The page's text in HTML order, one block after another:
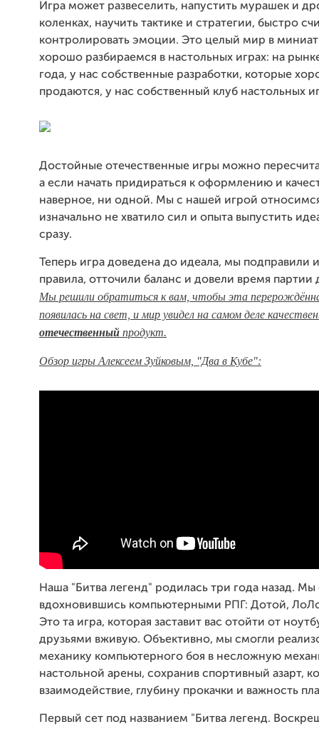
Игра может развеселить, напустить мурашек и
коленках, научить тактике и стратегии, быстро
контролировать эмоции. Это целый мир в
хорошо разбираемся в настольных играх: на
года, у нас собственные разработки, которые
продаются, у нас собственный клуб настольных
Достойные отечественные игры можно
а если начать придираться к оформлению и
наверное, ни одной. Мы с нашей игрой
изначально не хватило сил и опыта выпустить
сразу.
Теперь игра доведена до идеала, мы подправили
правила, отточили баланс и довели время партии
Мы решили обратиться к вам, чтобы эта
появилась на свет, и мир увидел на самом деле
отечественный продукт.
Обзор игры Алексеем Зуйковым, "Два в Кубе":
Наша "Битва легенд" родилась три года назад. Мы
вдохновившись компьютерными РПГ: Дотой,
Это та игра, которая заставит вас отойти от
друзьями вживую. Объективно, мы смогли
механику компьютерного боя в несложную
настольной арены, сохранив спортивный азарт,
взаимодействие, глубину прокачки и важность
Первый сет под названием "Битва легенд.